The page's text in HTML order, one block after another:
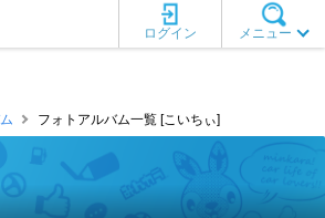
メニュー
ログイン
フォトアルバム一覧 [こいちぃ]